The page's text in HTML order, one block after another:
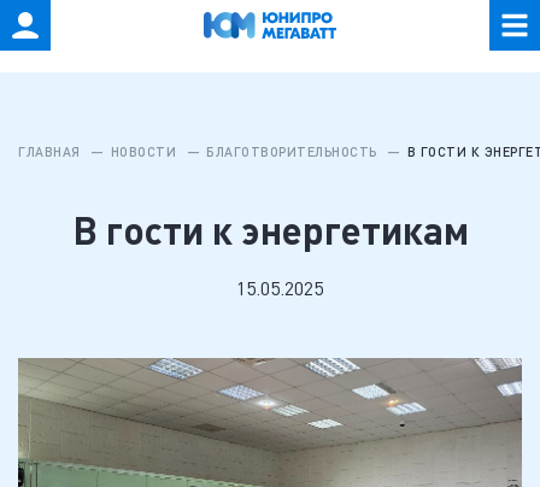
ГЛАВНАЯ НОВОСТИ БЛАГОТВОРИТЕЛЬНОСТЬ В ГОСТИ К
В гости к энергетикам
15.05.2025